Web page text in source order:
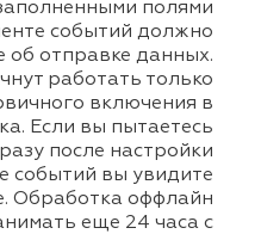
полями
событий должно
об отправке данных.
работать только
включения в
Если вы пытаетесь
после настройки
событий вы увидите
Обработка оффлайн
еще 24 часа с